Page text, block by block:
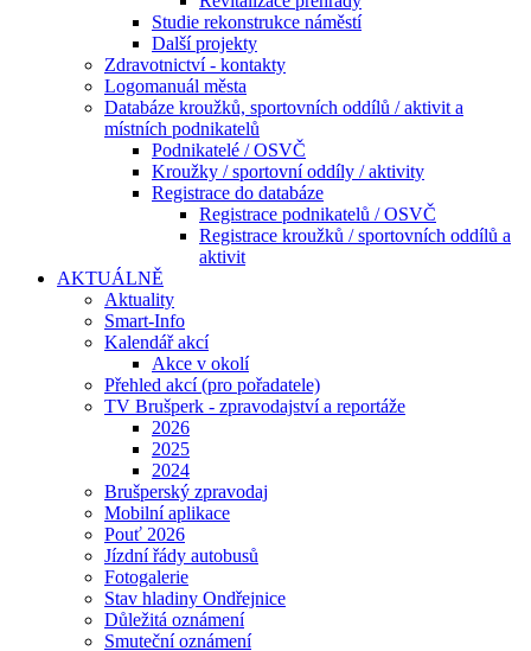
Studie rekonstrukce náměstí
Další projekty
Zdravotnictví - kontakty
Logomanuál města
Databáze kroužků, sportovních oddílů / aktivit a
místních podnikatelů
Podnikatelé / OSVČ
Kroužky / sportovní oddíly / aktivity
Registrace do databáze
Registrace podnikatelů / OSVČ
Registrace kroužků / sportovních oddílů a
aktivit
AKTUÁLNĚ
Aktuality
Smart-Info
Kalendář akcí
Akce v okolí
Přehled akcí (pro pořadatele)
TV Brušperk - zpravodajství a reportáže
2026
2025
2024
Brušperský zpravodaj
Mobilní aplikace
Pouť 2026
Jízdní řády autobusů
Fotogalerie
Stav hladiny Ondřejnice
Důležitá oznámení
Smuteční oznámení